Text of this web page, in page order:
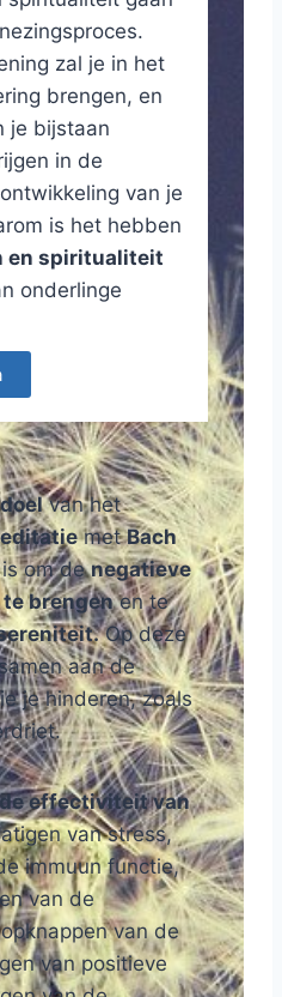
zal je in het
brengen, en
je bijstaan
in de
van je
is het hebben
en spiritualiteit
onderlinge
van het
metBach
om denegatieve
brengenen te
Op deze
aan de
je hinderen, zoals
effectiviteit van
van stress,
immuun functie,
van de
van de
van positieve